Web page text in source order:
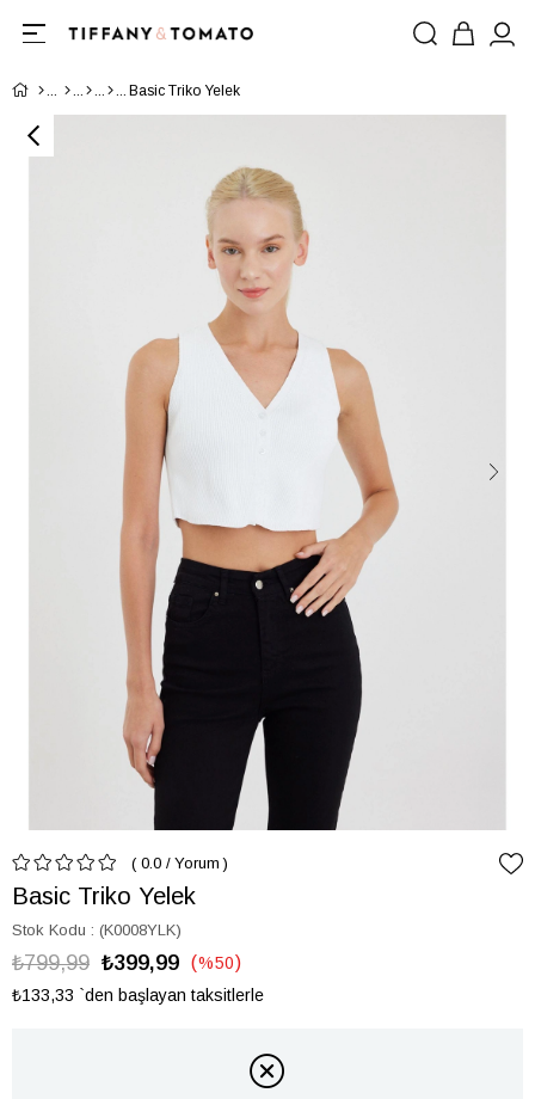
Basic Triko Yelek
0.0 / Yorum
Basic Triko Yelek
Stok Kodu (K0008YLK)
₺799,99 ₺399,99 %50
İndirim
₺133,33 `den başlayan taksitlerle